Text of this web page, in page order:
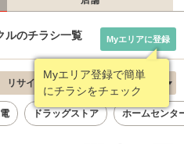
ルのチラシ一覧
Myエリア登録で簡単
にチラシをチェック
Myエリアに登録
リサイクル 新着順
ドラッグストア ホームセンタ